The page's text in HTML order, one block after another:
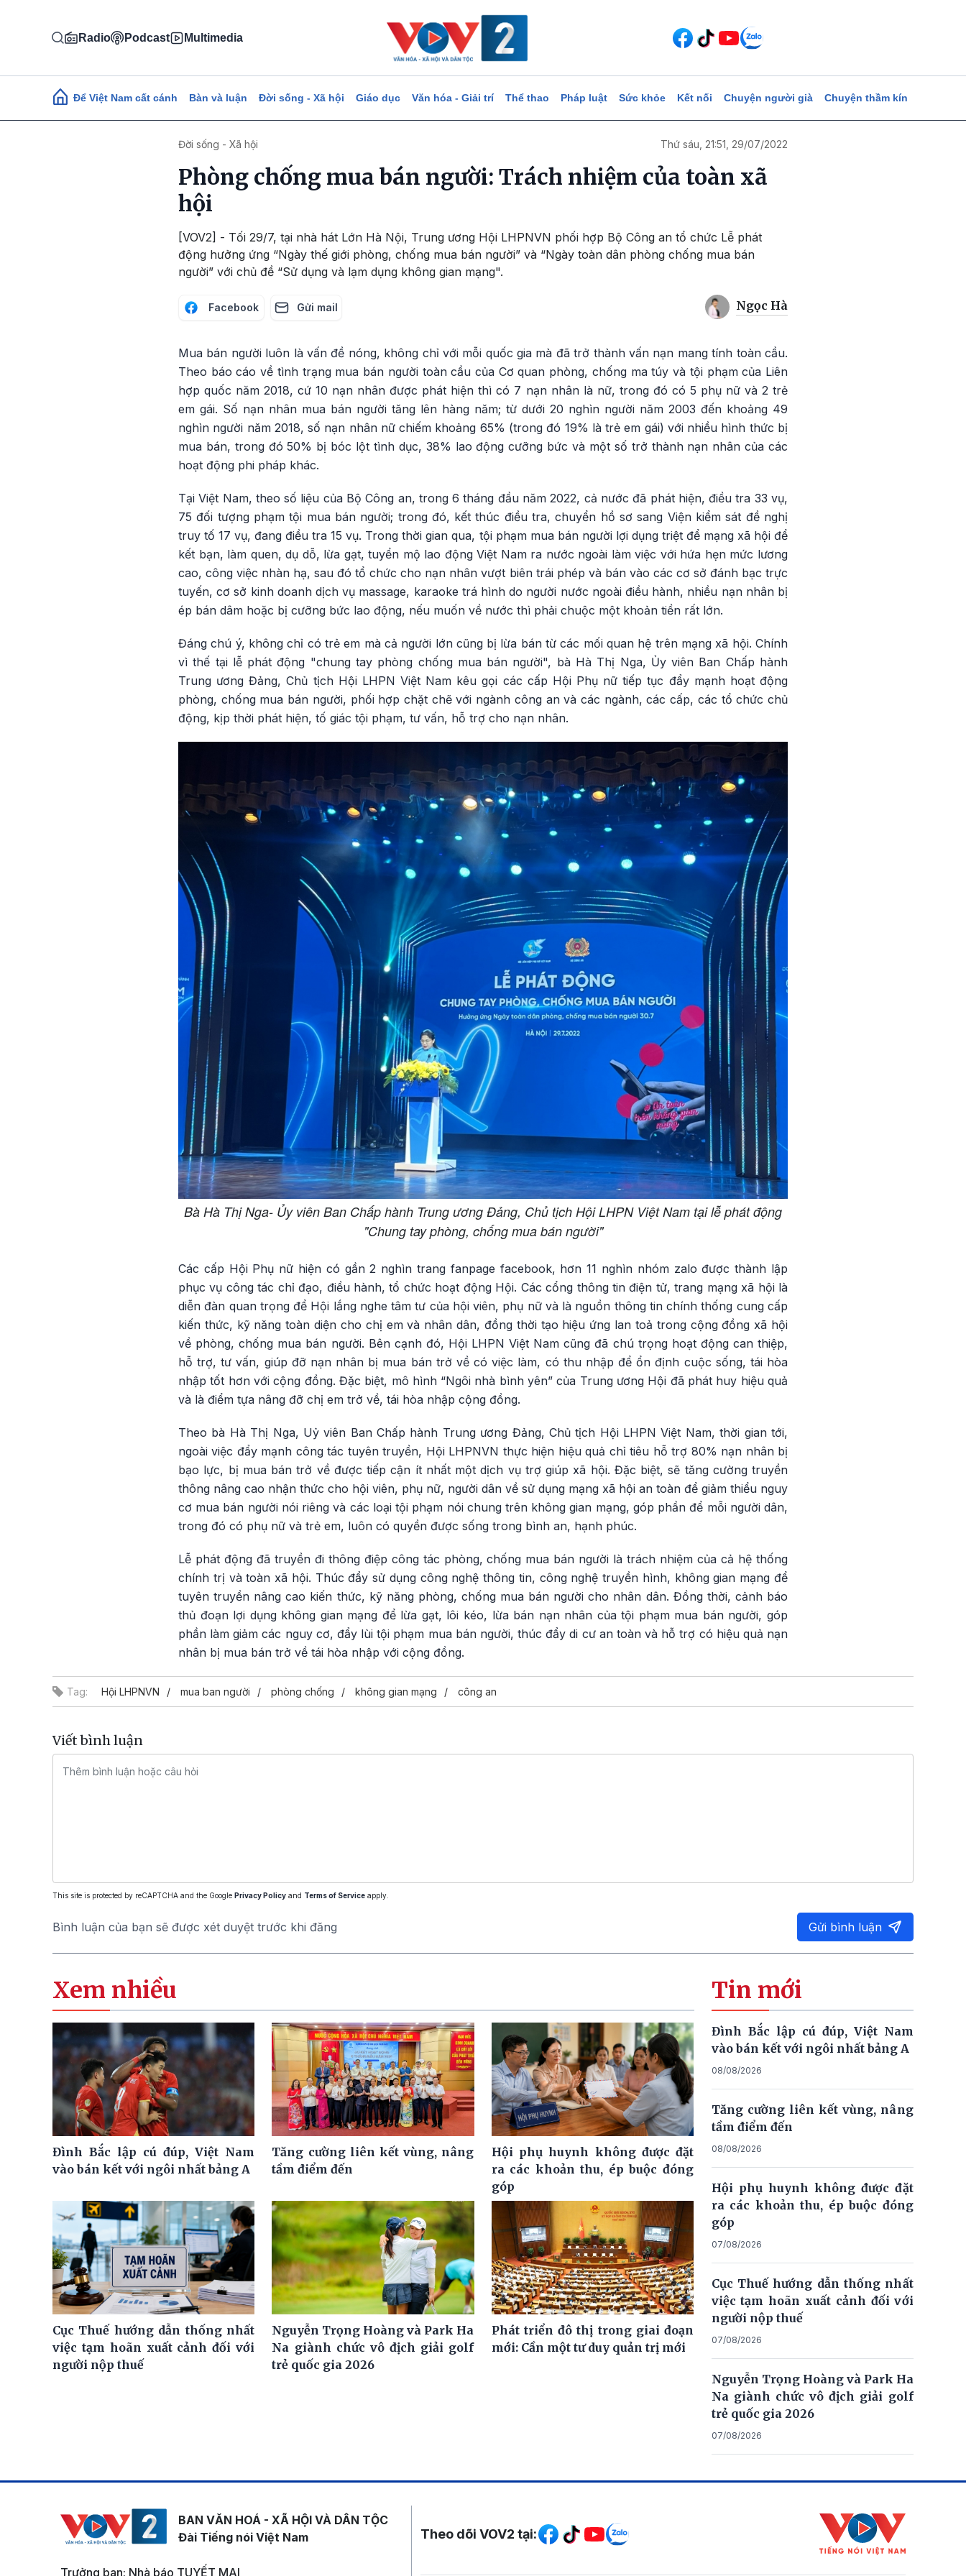
Radio Podcast Multimedia
Main navigation
Để Việt Nam cất cánh Bàn và luận Đời sống - Xã hội Giáo dục Văn hóa - Giải trí Thể thao Pháp luật Sức khỏe Kết nối Chuyện người già Chuyện thầm kín
Đời sống - Xã hội Thứ sáu, 21:51, 29/07/2022
Phòng chống mua bán người: Trách nhiệm của toàn xã
hội
[VOV2] - Tối 29/7, tại nhà hát Lớn Hà Nội, Trung ương Hội LHPNVN phối hợp Bộ Công an tổ chức Lễ phát
động hưởng ứng “Ngày thế giới phòng, chống mua bán người” và “Ngày toàn dân phòng chống mua bán
người” với chủ đề “Sử dụng và lạm dụng không gian mạng".
Facebook Gửi mail Ngọc Hà
Mua bán người luôn là vấn đề nóng, không chỉ với mỗi quốc gia mà đã trở thành vấn nạn mang tính toàn cầu.
Theo báo cáo về tình trạng mua bán người toàn cầu của Cơ quan phòng, chống ma túy và tội phạm của Liên
hợp quốc năm 2018, cứ 10 nạn nhân được phát hiện thì có 7 nạn nhân là nữ, trong đó có 5 phụ nữ và 2 trẻ
em gái. Số nạn nhân mua bán người tăng lên hàng năm; từ dưới 20 nghìn người năm 2003 đến khoảng 49
nghìn người năm 2018, số nạn nhân nữ chiếm khoảng 65% (trong đó 19% là trẻ em gái) với nhiều hình thức bị
mua bán, trong đó 50% bị bóc lột tình dục, 38% lao động cưỡng bức và một số trở thành nạn nhân của các
hoạt động phi pháp khác.
Tại Việt Nam, theo số liệu của Bộ Công an, trong 6 tháng đầu năm 2022, cả nước đã phát hiện, điều tra 33 vụ,
75 đối tượng phạm tội mua bán người; trong đó, kết thúc điều tra, chuyển hồ sơ sang Viện kiểm sát đề nghị
truy tố 17 vụ, đang điều tra 15 vụ. Trong thời gian qua, tội phạm mua bán người lợi dụng triệt để mạng xã hội để
kết bạn, làm quen, dụ dỗ, lừa gạt, tuyển mộ lao động Việt Nam ra nước ngoài làm việc với hứa hẹn mức lương
cao, công việc nhàn hạ, sau đó tổ chức cho nạn nhân vượt biên trái phép và bán vào các cơ sở đánh bạc trực
tuyến, cơ sở kinh doanh dịch vụ massage, karaoke trá hình do người nước ngoài điều hành, nhiều nạn nhân bị
ép bán dâm hoặc bị cưỡng bức lao động, nếu muốn về nước thì phải chuộc một khoản tiền rất lớn.
Đáng chú ý, không chỉ có trẻ em mà cả người lớn cũng bị lừa bán từ các mối quan hệ trên mạng xã hội. Chính
vì thế tại lễ phát động "chung tay phòng chống mua bán người", bà Hà Thị Nga, Ủy viên Ban Chấp hành
Trung ương Đảng, Chủ tịch Hội LHPN Việt Nam kêu gọi các cấp Hội Phụ nữ tiếp tục đẩy mạnh hoạt động
phòng, chống mua bán người, phối hợp chặt chẽ với ngành công an và các ngành, các cấp, các tổ chức chủ
động, kịp thời phát hiện, tố giác tội phạm, tư vấn, hỗ trợ cho nạn nhân.
Bà Hà Thị Nga- Ủy viên Ban Chấp hành Trung ương Đảng, Chủ tịch Hội LHPN Việt Nam tại lễ phát động
"Chung tay phòng, chống mua bán người"
Các cấp Hội Phụ nữ hiện có gần 2 nghìn trang fanpage facebook, hơn 11 nghìn nhóm zalo được thành lập
phục vụ công tác chỉ đạo, điều hành, tổ chức hoạt động Hội. Các cổng thông tin điện tử, trang mạng xã hội là
diễn đàn quan trọng để Hội lắng nghe tâm tư của hội viên, phụ nữ và là nguồn thông tin chính thống cung cấp
kiến thức, kỹ năng toàn diện cho chị em và nhân dân, đồng thời tạo hiệu ứng lan toả trong cộng đồng xã hội
về phòng, chống mua bán người. Bên cạnh đó, Hội LHPN Việt Nam cũng đã chú trọng hoạt động can thiệp,
hỗ trợ, tư vấn, giúp đỡ nạn nhân bị mua bán trở về có việc làm, có thu nhập để ổn định cuộc sống, tái hòa
nhập tốt hơn với cộng đồng. Đặc biệt, mô hình “Ngôi nhà bình yên” của Trung ương Hội đã phát huy hiệu quả
và là điểm tựa nâng đỡ chị em trở về, tái hòa nhập cộng đồng.
Theo bà Hà Thị Nga, Uỷ viên Ban Chấp hành Trung ương Đảng, Chủ tịch Hội LHPN Việt Nam, thời gian tới,
ngoài việc đẩy mạnh công tác tuyên truyền, Hội LHPNVN thực hiện hiệu quả chỉ tiêu hỗ trợ 80% nạn nhân bị
bạo lực, bị mua bán trở về được tiếp cận ít nhất một dịch vụ trợ giúp xã hội. Đặc biệt, sẽ tăng cường truyền
thông nâng cao nhận thức cho hội viên, phụ nữ, người dân về sử dụng mạng xã hội an toàn để giảm thiểu nguy
cơ mua bán người nói riêng và các loại tội phạm nói chung trên không gian mạng, góp phần để mỗi người dân,
trong đó có phụ nữ và trẻ em, luôn có quyền được sống trong bình an, hạnh phúc.
Lễ phát động đã truyền đi thông điệp công tác phòng, chống mua bán người là trách nhiệm của cả hệ thống
chính trị và toàn xã hội. Thúc đẩy sử dụng công nghệ thông tin, công nghệ truyền hình, không gian mạng để
tuyên truyền nâng cao kiến thức, kỹ năng phòng, chống mua bán người cho nhân dân. Đồng thời, cảnh báo
thủ đoạn lợi dụng không gian mạng để lừa gạt, lôi kéo, lừa bán nạn nhân của tội phạm mua bán người, góp
phần làm giảm các nguy cơ, đẩy lùi tội phạm mua bán người, thúc đẩy di cư an toàn và hỗ trợ có hiệu quả nạn
nhân bị mua bán trở về tái hòa nhập với cộng đồng.
Tag: Hội LHPNVN mua ban người phòng chống không gian mạng công an
Viết bình luận
This site is protected by reCAPTCHA and the Google Privacy Policy and Terms of Service apply.
Bình luận của bạn sẽ được xét duyệt trước khi đăng Gửi bình luận
Xem nhiều
Đình Bắc lập cú đúp, Việt Nam
vào bán kết với ngôi nhất bảng A
Tăng cường liên kết vùng, nâng
tầm điểm đến
Hội phụ huynh không được đặt
ra các khoản thu, ép buộc đóng
góp
Cục Thuế hướng dẫn thống nhất
việc tạm hoãn xuất cảnh đối với
người nộp thuế
Nguyễn Trọng Hoàng và Park Ha
Na giành chức vô địch giải golf
trẻ quốc gia 2026
Phát triển đô thị trong giai đoạn
mới: Cần một tư duy quản trị mới
Tin mới
Đình Bắc lập cú đúp, Việt Nam
vào bán kết với ngôi nhất bảng A
08/08/2026
Tăng cường liên kết vùng, nâng
tầm điểm đến
08/08/2026
Hội phụ huynh không được đặt
ra các khoản thu, ép buộc đóng
góp
07/08/2026
Cục Thuế hướng dẫn thống nhất
việc tạm hoãn xuất cảnh đối với
người nộp thuế
07/08/2026
Nguyễn Trọng Hoàng và Park Ha
Na giành chức vô địch giải golf
trẻ quốc gia 2026
07/08/2026
BAN VĂN HOÁ - XÃ HỘI VÀ DÂN TỘC
Đài Tiếng nói Việt Nam
Trưởng ban: Nhà báo TUYẾT MAI
Mạng xã hội
Theo dõi VOV2 tại: